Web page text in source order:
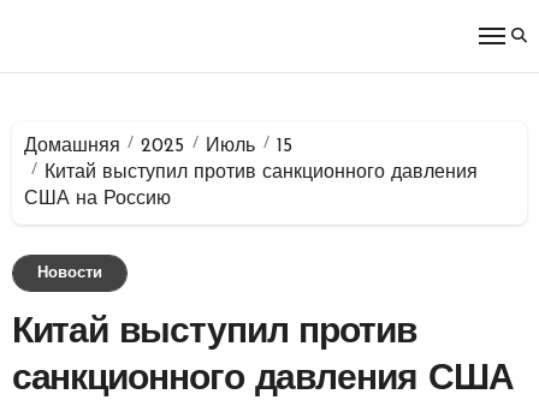
Домашняя 2025 Июль
15
Китай выступил против санкционного давления
США на Россию
Новости
Китай выступил против
санкционного давления США